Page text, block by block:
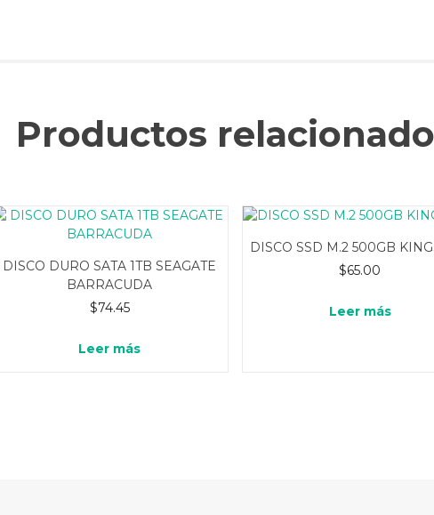
Productos
DISCO DURO SATA 1TB SEAGATE
BARRACUDA
$74.45
Leer más
DISCO SSD M.2 500GB
$65.00
Leer más